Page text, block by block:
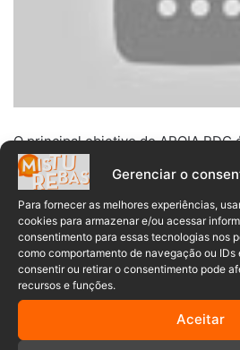
Gerenciar o
Para fornecer as melhores experiências,
cookies para armazenar e/ou acessar
consentimento para essas tecnologias nos
como comportamento de navegação ou
consentir ou retirar o consentimento pode
recursos e funções.
Aceitar
O principal objetivo do APOIA
entre a comunidade e os órgãos
promovendo uma maior
pleno exercício dos direitos de
>>LEIA TAMBÉM:
Entrega de 53 escrituras
Lar Legal em Rio dos Cedros